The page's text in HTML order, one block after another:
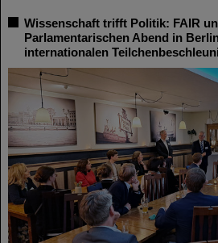
Wissenschaft trifft Politik: FAIR
Parlamentarischen Abend in
internationalen